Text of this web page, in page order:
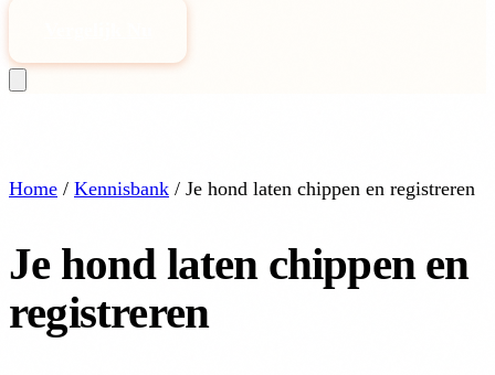
Home / Kennisbank / Je hond laten chippen en registreren
Je hond laten chippen en
registreren